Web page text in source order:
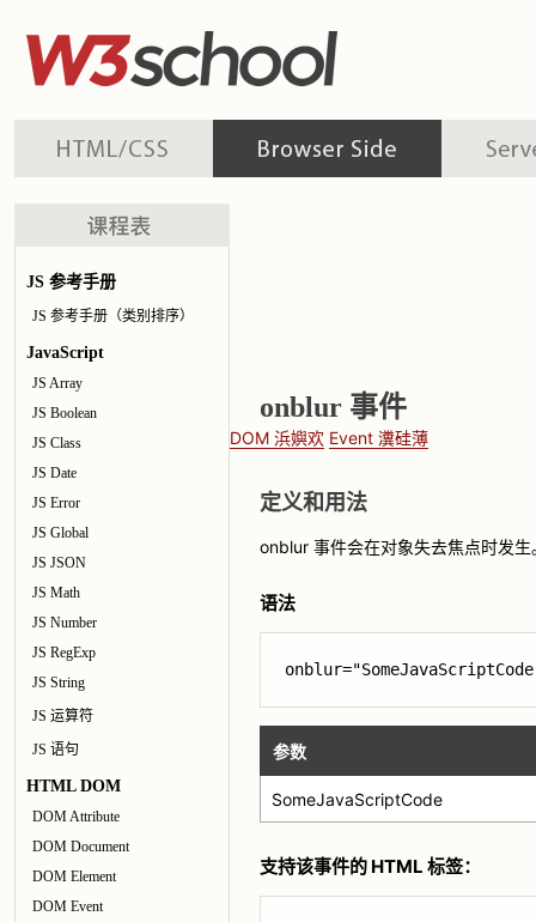
JS 参考手册
JS 参考手册（类别排序）
JavaScript
JS Array
JS Boolean
JS Class
JS Date
JS Error
JS Global
JS JSON
JS Math
JS Number
JS RegExp
JS String
JS 运算符
JS 语句
HTML DOM
DOM Attribute
DOM Document
DOM Element
DOM Event
onblur 事件
DOM 浜嬩欢 Event 瀵硅薄
定义和用法
onblur 事件会在对象失去焦点时发生
语法
参数
SomeJavaScriptCode
支持该事件的 HTML 标签：